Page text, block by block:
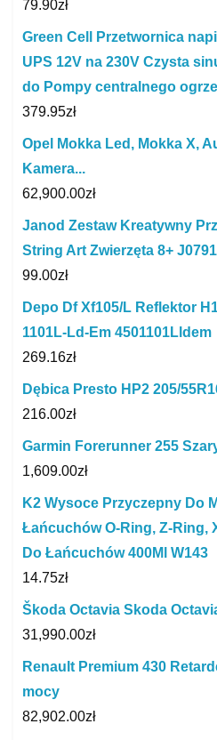
79.90zł
Green Cell Przetwornica
UPS 12V na 230V Czysta
do Pompy centralnego
379.95zł
Opel Mokka Led, Mokka X,
Kamera...
62,900.00zł
Janod Zestaw Kreatywny
String Art Zwierzęta 8+
99.00zł
Depo Df Xf105/L Reflektor
1101L-Ld-Em 4501101Lldem
269.16zł
Dębica Presto HP2 205/
216.00zł
Garmin Forerunner 255
1,609.00zł
K2 Wysoce Przyczepny Do
Łańcuchów O-Ring, Z-Ring,
Do Łańcuchów 400Ml W143
14.75zł
Škoda Octavia Skoda
31,990.00zł
Renault Premium 430
mocy
82,902.00zł